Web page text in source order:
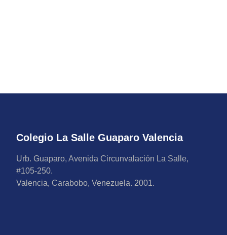
Colegio La Salle Guaparo Valencia
Urb. Guaparo, Avenida Circunvalación La Salle,
#105-250.
Valencia, Carabobo, Venezuela. 2001.